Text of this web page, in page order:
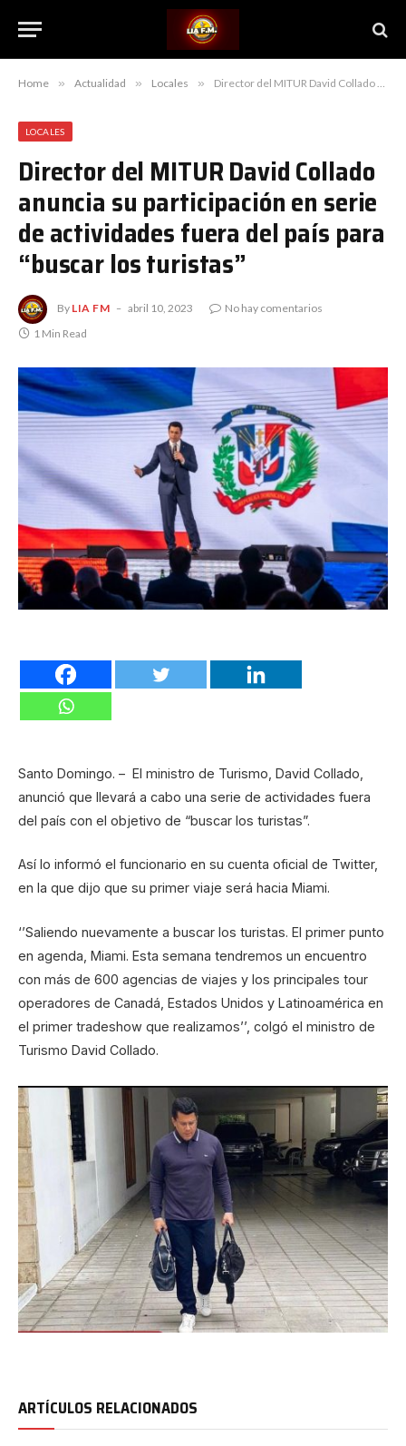
Home » Actualidad » Locales » Director del MITUR David Collado anuncia su participación en serie de actividades fuera del país para “buscar los turistas”
LOCALES
Director del MITUR David Collado
anuncia su participación en serie
de actividades fuera del país para
“buscar los turistas”
By LIA FM abril 10, 2023
No hay comentarios
1 Min Read
Santo Domingo. – El ministro de Turismo, David Collado,
anunció que llevará a cabo una serie de actividades fuera
del país con el objetivo de “buscar los turistas”.
Así lo informó el funcionario en su cuenta oficial de Twitter,
en la que dijo que su primer viaje será hacia Miami.
‘’Saliendo nuevamente a buscar los turistas. El primer punto
en agenda, Miami. Esta semana tendremos un encuentro
con más de 600 agencias de viajes y los principales tour
operadores de Canadá, Estados Unidos y Latinoamérica en
el primer tradeshow que realizamos’’, colgó el ministro de
Turismo David Collado.
ARTÍCULOS RELACIONADOS